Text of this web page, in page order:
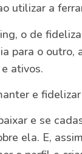
utilizar a
o de
para o outro,
ativos.
e
e se
ela. E,